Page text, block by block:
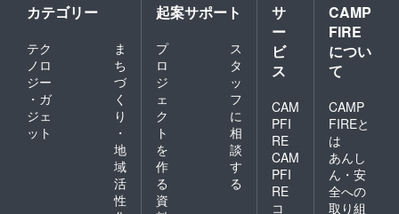
カテゴリー
テク
ノロ
ジー
・ガ
ジェ
ット
ま
ち
づ
く
り
・
地
域
活
性
起案サポート
プ
ロ
ジ
ェ
ク
ト
を
作
る
ス
タ
ッ
フ
に
相
談
す
る
資
サ
ー
ビ
ス
CAM
PFI
RE
CAM
PFI
RE
コ
CAMP
FIRE
につい
て
CAMP
FIREと
は
あんし
ん・安
全への
取り組